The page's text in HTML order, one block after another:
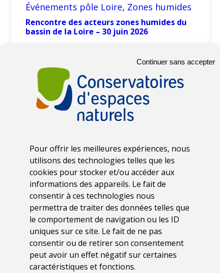
Pour offrir les meilleures expériences, nous
utilisons des technologies telles que les
cookies pour stocker et/ou accéder aux
informations des appareils. Le fait de
consentir à ces technologies nous
permettra de traiter des données telles que
le comportement de navigation ou les ID
uniques sur ce site. Le fait de ne pas
consentir ou de retirer son consentement
peut avoir un effet négatif sur certaines
caractéristiques et fonctions.
Continuer sans accepter
Événements pôle Loire, Zones humides
Rencontre des acteurs zones humides du
bassin de la Loire – 30 juin 2026
8 avril 2026
Usages
Transhumance de Loire !